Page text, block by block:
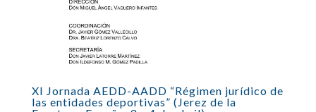
XI Jornada AEDD-AADD “Régimen jurídico de
las entidades deportivas” (Jerez de la